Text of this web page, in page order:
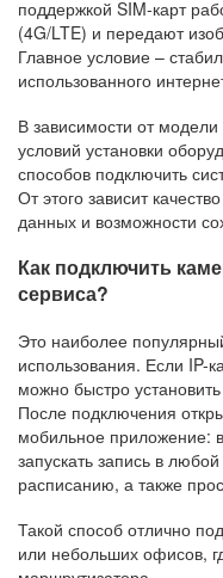
поддержкой SIM-карт
(4G/LTE) и передают
Главное условие –
использованного
В зависимости от
условий установки
способов подключить
От этого зависит
данных и возможности
Как подключить
сервиса?
Это наиболее
использования. Если IP-
можно быстро
После подключения
мобильное приложение:
запускать запись в
расписанию, а также
Такой способ отлично
или небольших офисов,